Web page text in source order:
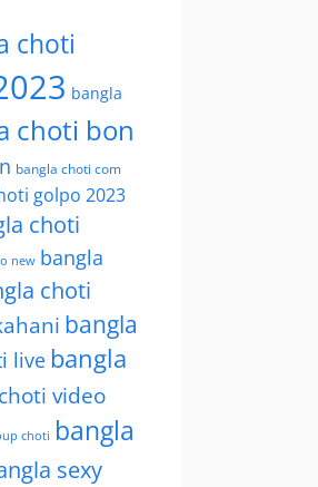
choti
bangla
choti bon
bangla choti com
golpo 2023
choti
new bangla
choti
bangla
live bangla
video
choti bangla
sexy